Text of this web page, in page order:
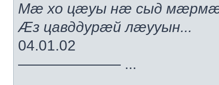
Мæ хо цæуы нæ сыд
Æз цавддурæй лæууын...
04.01.02
——————— ...